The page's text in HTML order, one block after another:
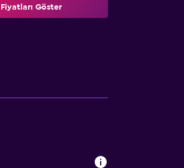
Fiyatları Göster